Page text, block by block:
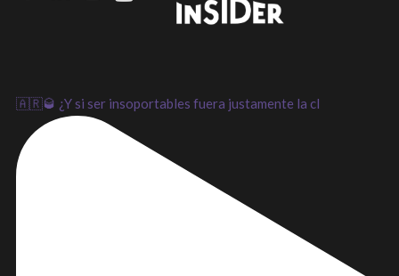
LinkedIn
Instagram
Youtube
🇦🇷🥃 ¿Y si ser insoportables fuera justamente la cl